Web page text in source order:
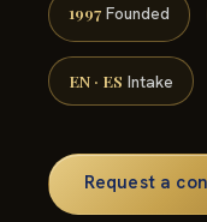
1997 Founded
EN · ES Intake
Request a